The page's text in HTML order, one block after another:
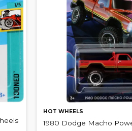
HOT WHEELS
1980 Dodge Macho